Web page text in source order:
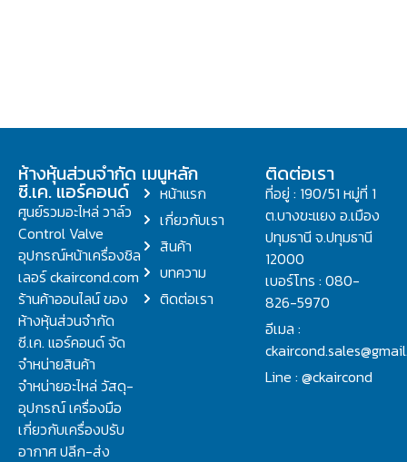
ห้างหุ้นส่วนจำกัด
ซี.เค. แอร์คอนด์
ศูนย์รวมอะไหล่ วาล์ว
Control Valve
อุปกรณ์หน้าเครื่องชิล
เลอร์ ckaircond.com
ร้านค้าออนไลน์ ของ
ห้างหุ้นส่วนจำกัด
ซี.เค. แอร์คอนด์ จัด
จำหน่ายสินค้า
จำหน่ายอะไหล่ วัสดุ-
อุปกรณ์ เครื่องมือ
เกี่ยวกับเครื่องปรับ
อากาศ ปลีก-ส่ง
เมนูหลัก
หน้าแรก
เกี่ยวกับเรา
สินค้า
บทความ
ติดต่อเรา
ติดต่อเรา
ที่อยู่ : 190/51 หมู่ที่ 1
ต.บางขะแยง อ.เมือง
ปทุมธานี จ.ปทุมธานี
12000
เบอร์โทร : 080-
826-5970
อีเมล :
Line : @ckaircond